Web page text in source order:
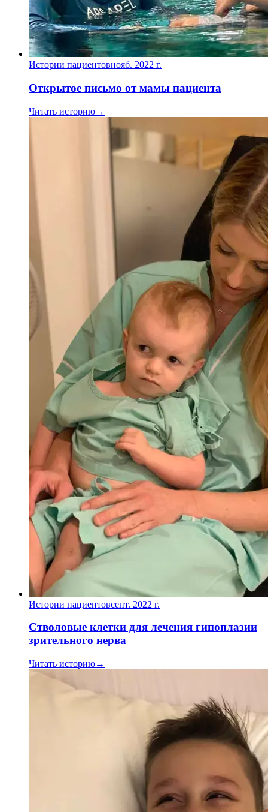
Истории пациентовнояб. 2022 г.
Открытое письмо от мамы пациента
Читать историю→
Истории пациентовсент. 2022 г.
Стволовые клетки для лечения гипоплазии
зрительного нерва
Читать историю→